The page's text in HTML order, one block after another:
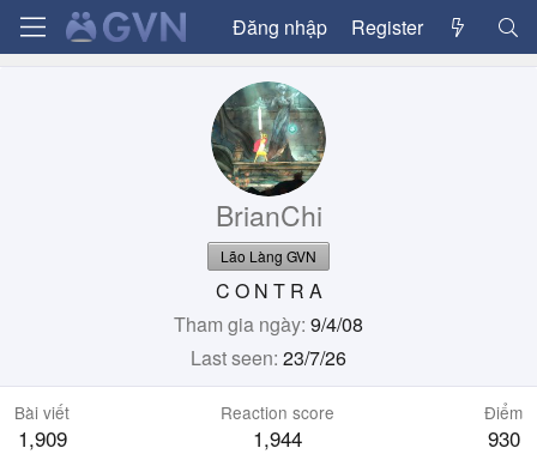
Đăng nhập Register
BrianChi
Lão Làng GVN
C O N T R A
Tham gia ngày 9/4/08
Last seen 23/7/26
Bài viết
1,909
Reaction score
1,944
Điểm
930